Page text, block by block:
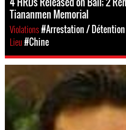
Tiananmen Memorial
Violations#Arrestation /
Lieu#Chine